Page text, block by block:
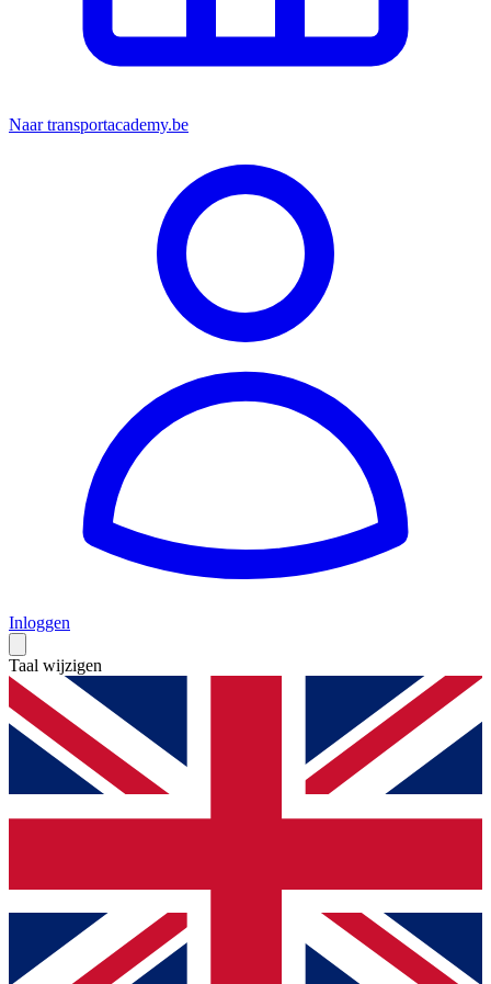
Naar transportacademy.be
Inloggen
Taal wijzigen